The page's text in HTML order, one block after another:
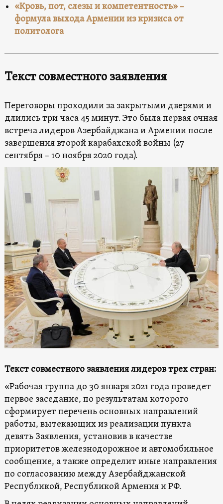
«Кровь, пот, слезы и компетентность» –
формула выхода Армении из кризиса от
политолога
Текст совместного заявления
Переговоры проходили за закрытыми дверями и
длились три часа 45 минут. Это была первая очная
встреча лидеров Азербайджана и Армении после
завершения второй карабахской войны (27
сентября – 10 ноября 2020 года).
Текст совместного заявления лидеров трех стран:
«Рабочая группа до 30 января 2021 года проведет
первое заседание, по результатам которого
сформирует перечень основных направлений
работы, вытекающих из реализации пункта
девять Заявления, установив в качестве
приоритетов железнодорожное и автомобильное
сообщение, а также определит иные направления
по согласованию между Азербайджанской
Республикой, Республикой Армения и РФ.